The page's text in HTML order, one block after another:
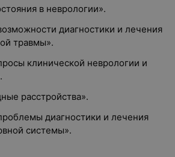
в неврологии».
диагностики и лечения
травмы».
клинической неврологии и
расстройства».
диагностики и лечения
системы».